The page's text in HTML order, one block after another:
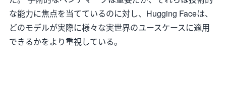
な能力に焦点を当てているのに対し、Hugging Faceは、
どのモデルが実際に様々な実世界のユースケースに適用
できるかをより重視している。